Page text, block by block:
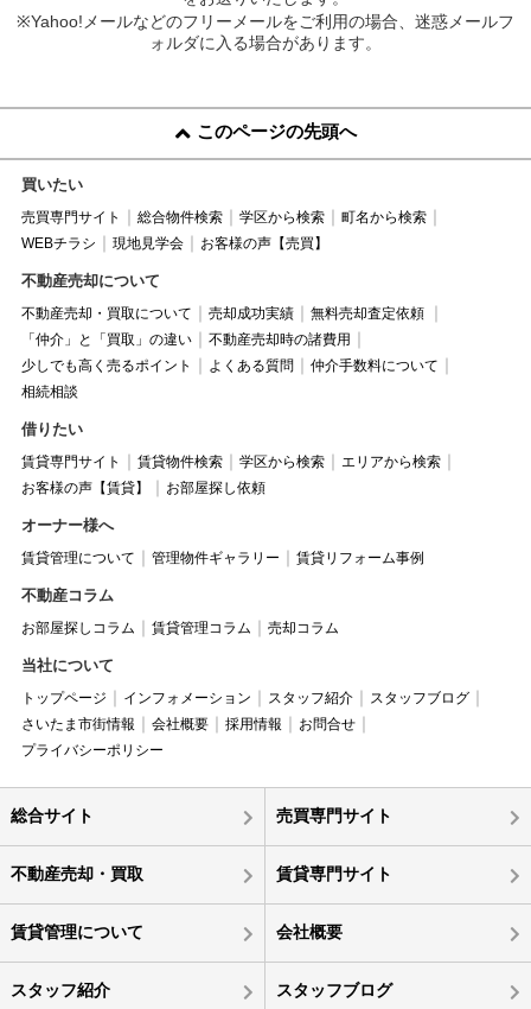
※Yahoo!メールなどのフリーメールをご利用の場合、迷惑メールフ
ォルダに入る場合があります。
このページの先頭へ
買いたい
売買専門サイト 総合物件検索 学区から検索
町名から検索
WEBチラシ
現地見学会 お客様の声【売買】
不動産売却について
不動産売却・買取について 売却成功実績
無料売却査定依頼
「仲介」と「買取」の違い
不動産売却時の諸費用
少しでも高く売るポイント
よくある質問
仲介手数料について
相続相談
借りたい
賃貸専門サイト 賃貸物件検索 学区から検索
エリアから検索
お客様の声【賃貸】
お部屋探し依頼
オーナー様へ
賃貸管理について 管理物件ギャラリー 賃貸リフォーム事例
不動産コラム
お部屋探しコラム 賃貸管理コラム 売却コラム
当社について
トップページ インフォメーション スタッフ紹介
スタッフブログ
さいたま市街情報
会社概要 採用情報
お問合せ
プライバシーポリシー
総合サイト 売買専門サイト
不動産売却・買取 賃貸専門サイト
賃貸管理について 会社概要
スタッフ紹介 スタッフブログ